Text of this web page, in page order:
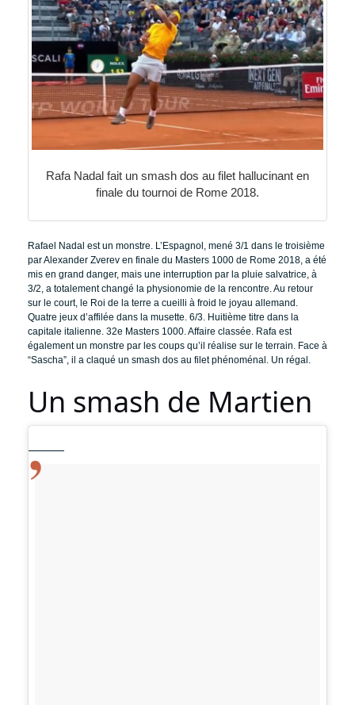
Rafa Nadal fait un smash dos au filet hallucinant en
finale du tournoi de Rome 2018.
Rafael Nadal est un monstre. L’Espagnol, mené 3/1 dans le troisième
par Alexander Zverev en finale du Masters 1000 de Rome 2018, a été
mis en grand danger, mais une interruption par la pluie salvatrice, à
3/2, a totalement changé la physionomie de la rencontre. Au retour
sur le court, le Roi de la terre a cueilli à froid le joyau allemand.
Quatre jeux d’affilée dans la musette. 6/3. Huitième titre dans la
capitale italienne. 32e Masters 1000. Affaire classée. Rafa est
également un monstre par les coups qu’il réalise sur le terrain. Face à
“Sascha”, il a claqué un smash dos au filet phénoménal. Un régal.
Un smash de Martien